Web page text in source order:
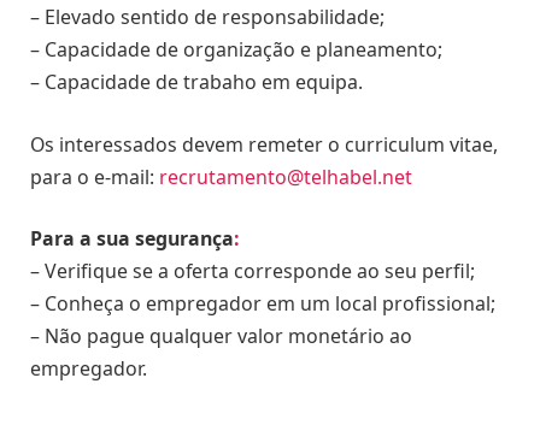
– Elevado sentido de responsabilidade;
– Capacidade de organização e planeamento;
– Capacidade de trabaho em equipa.
Os interessados devem remeter o curriculum vitae,
para o e-mail: recrutamento@telhabel.net
Para a sua segurança:
– Verifique se a oferta corresponde ao seu perfil;
– Conheça o empregador em um local profissional;
– Não pague qualquer valor monetário ao
empregador.